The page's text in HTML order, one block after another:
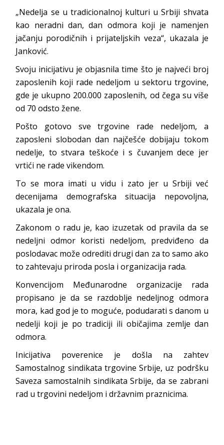
„Nedelja se u tradicionalnoj kulturi u Srbiji shvata
kao neradni dan, dan odmora koji je namenjen
jačanju porodičnih i prijateljskih veza“, ukazala je
Janković.
Svoju inicijativu je objasnila time što je najveći broj
zaposlenih koji rade nedeljom u sektoru trgovine,
gde je ukupno 200.000 zaposlenih, od čega su više
od 70 odsto žene.
Pošto gotovo sve trgovine rade nedeljom, a
zaposleni slobodan dan najčešće dobijaju tokom
nedelje, to stvara teškoće i s čuvanjem dece jer
vrtići ne rade vikendom.
To se mora imati u vidu i zato jer u Srbiji već
decenijama demografska situacija nepovoljna,
ukazala je ona.
Zakonom o radu je, kao izuzetak od pravila da se
nedeljni odmor koristi nedeljom, predviđeno da
poslodavac može odrediti drugi dan za to samo ako
to zahtevaju priroda posla i organizacija rada.
Konvencijom Međunarodne organizacije rada
propisano je da se razdoblje nedeljnog odmora
mora, kad god je to moguće, podudarati s danom u
nedelji koji je po tradiciji ili običajima zemlje dan
odmora.
Inicijativa poverenice je došla na zahtev
Samostalnog sindikata trgovine Srbije, uz podršku
Saveza samostalnih sindikata Srbije, da se zabrani
rad u trgovini nedeljom i državnim praznicima.